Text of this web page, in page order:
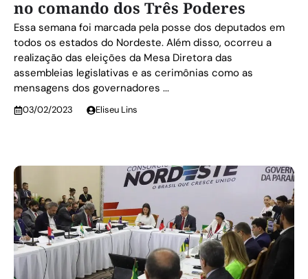
no comando dos Três Poderes
Essa semana foi marcada pela posse dos deputados em
todos os estados do Nordeste. Além disso, ocorreu a
realização das eleições da Mesa Diretora das
assembleias legislativas e as cerimônias como as
mensagens dos governadores ...
03/02/2023 Eliseu Lins